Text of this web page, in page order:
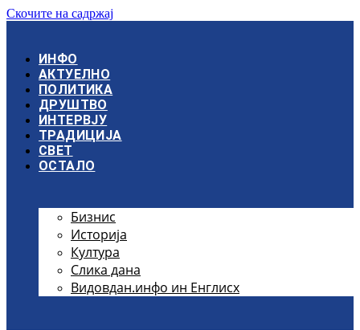
Скочите на садржај
ИНФО
АКТУЕЛНО
ПОЛИТИКА
ДРУШТВО
ИНТЕРВЈУ
ТРАДИЦИЈА
СВЕТ
ОСТАЛО
Бизнис
Историја
Култура
Слика дана
Видовдан.инфо ин Енглисх